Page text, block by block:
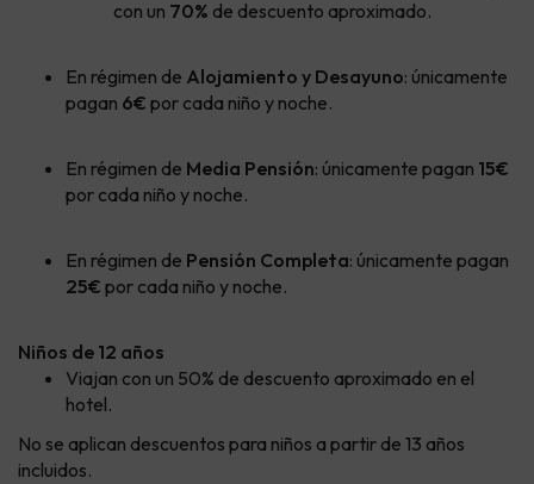
con un 70% de descuento aproximado.
En régimen de Alojamiento y Desayuno: únicamente
pagan 6€ por cada niño y noche.
En régimen de Media Pensión: únicamente pagan 15€
por cada niño y noche.
En régimen de Pensión Completa: únicamente pagan
25€ por cada niño y noche.
Niños de 12 años
Viajan con un 50% de descuento aproximado en el
hotel.
No se aplican descuentos para niños a partir de 13 años
incluidos.